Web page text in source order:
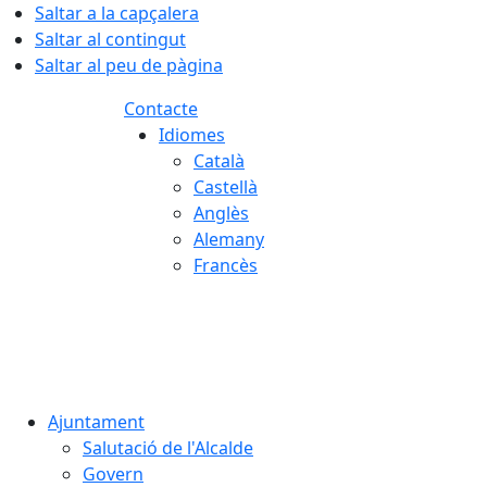
Saltar a la capçalera
Saltar al contingut
Saltar al peu de pàgina
Contacte
Idiomes
Català
Castellà
Anglès
Alemany
Francès
Ajuntament
Salutació de l'Alcalde
Govern